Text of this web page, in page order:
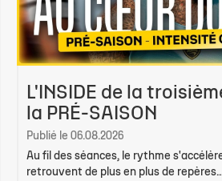
L'INSIDE de la
la PRÉ-SAISON
Publié le 06.08.2026
Au fil des séances, le rythme
retrouvent de plus en plus de